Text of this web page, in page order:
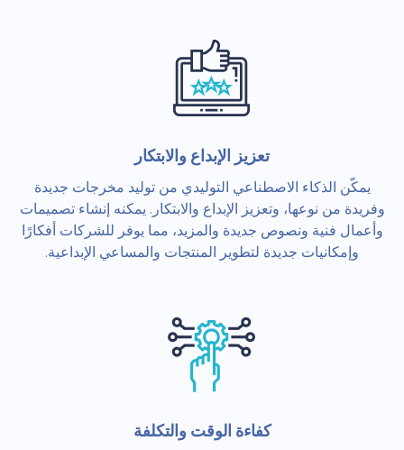
تعزيز الإبداع والابتكار
يمكّن الذكاء الاصطناعي التوليدي من توليد مخرجات جديدة
وفريدة من نوعها، وتعزيز الإبداع والابتكار. يمكنه إنشاء تصميمات
وأعمال فنية ونصوص جديدة والمزيد، مما يوفر للشركات أفكارًا
وإمكانيات جديدة لتطوير المنتجات والمساعي الإبداعية.
كفاءة الوقت والتكلفة